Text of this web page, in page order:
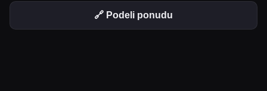
🔗 Podeli ponudu